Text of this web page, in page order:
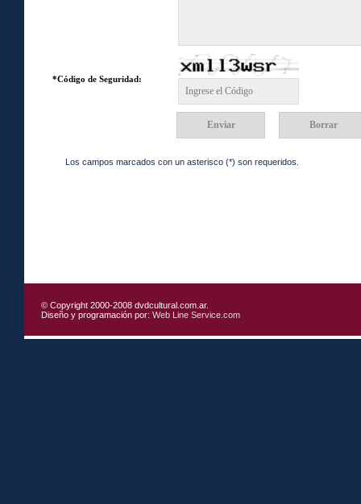
*Código de Seguridad:
Los campos marcados con un asterisco (*) son requeridos.
© Copyright 2000-2008 dvdcultural.com.ar.
Diseño y programación por:Web Line Service.com